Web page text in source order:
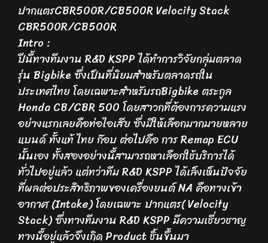
ปากแตรCBR500R/CB500R Velocity Stack
CBR500R/CB500R
Intro :
ปีนี้ทางทีมงาน R&D KSPP ได้ทำการวิจัยกลุ่มตลาด
รุ่น Bigbike ซึ่งเป็นที่นิยมสำหรับตลาดรถใน
ประเทศไทย โดยเฉพาะสำหรับรถBigbike ตระกูล
Honda CB/CBR 500 โดยสาวกที่ต้องการความแรง
อย่างแรกเลยคือท่อไอเสีย ซึ่งมีให้เลือกมากมายหลาย
แบนด์ ทั้งแท้ ไทย ก๊อบ ต่อไปคือ การ Remap ECU
นั้นเอง ทั้งสองอย่างนี้สามารถหาเลือกใช้บริการได้
ทั่วไปอยู่แล้ว แต่ทว่าทีม R&D KSPP ได้เล็งเห็นปัจจัย
ที่ผลต่อประสิทธิภาพของเครื่องยนต์ NA คือทางเข้า
อากาศ (Intake) โดยเฉพาะ ปากแตร( Velocity
Stack) ซึ่งทางทีมงาน R&D KSPP มีความเชี่ยวชาญ
ทางนี้อยู่แล้วจึงเกิด Product ชิ้นขึ้นมา